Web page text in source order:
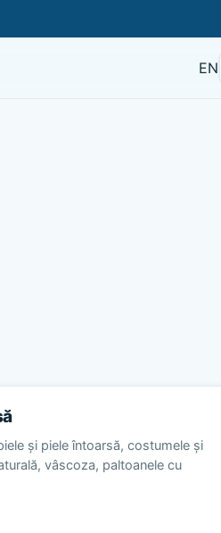
EN
și piele întoarsă, costumele și
vâscoza, paltoanele cu